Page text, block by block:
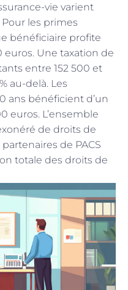
vie varient
Pour les primes
bénéficiaire profite
euros. Une taxation de
entre 152 500 et
au-delà. Les
ans bénéficient d’un
euros. L’ensemble
de droits de
de PACS
totale des droits de